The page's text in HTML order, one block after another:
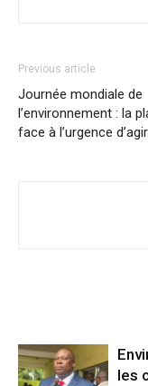
Previous article
Journée mondiale de
l’environnement : la
face à l’urgence d’agir
les